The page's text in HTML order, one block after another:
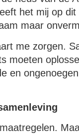
het mij op
maar
me zorgen.
moeten
en